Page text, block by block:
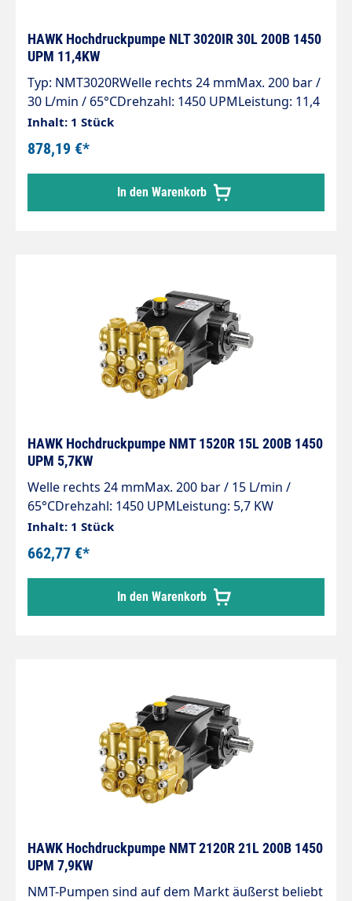
HAWK Hochdruckpumpe NLT 3020IR 30L 200B 1450
UPM 11,4KW
Typ: NMT3020RWelle rechts 24 mmMax. 200 bar /
30 L/min / 65°CDrehzahl: 1450 UPMLeistung: 11,4
KW
Inhalt: 1 Stück
878,19 €*
In den Warenkorb
HAWK Hochdruckpumpe NMT 1520R 15L 200B 1450
UPM 5,7KW
Welle rechts 24 mmMax. 200 bar / 15 L/min /
65°CDrehzahl: 1450 UPMLeistung: 5,7 KW
Inhalt: 1 Stück
662,77 €*
In den Warenkorb
HAWK Hochdruckpumpe NMT 2120R 21L 200B 1450
UPM 7,9KW
NMT-Pumpen sind auf dem Markt äußerst beliebt